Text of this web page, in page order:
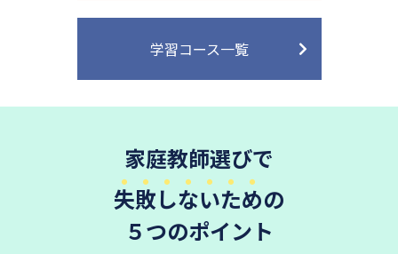
学習コース一覧
家庭教師選びで
失敗しないための
５つのポイント